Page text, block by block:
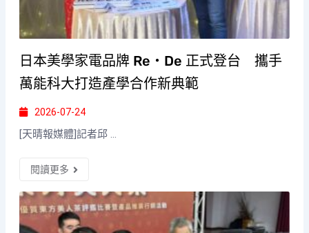
日本美學家電品牌 Re・De 正式登台 攜手
萬能科大打造產學合作新典範
2026-07-24
[天晴報媒體]記者邱 ...
閱讀更多